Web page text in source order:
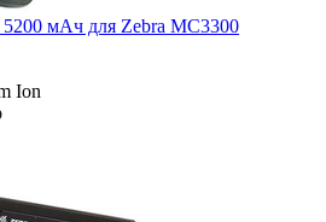
5200 мАч для Zebra MC3300
Ion